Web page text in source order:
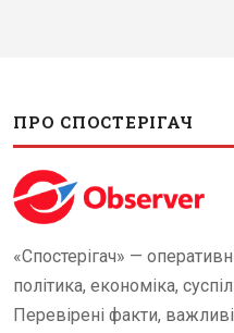
ПРО СПОСТЕРІГАЧ
«Спостерігач» —
політика, економіка,
Перевірені факти,